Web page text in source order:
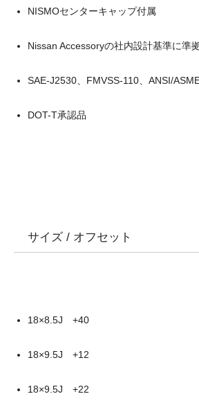
NISMOセンターキャップ付属
Nissan Accessoryの社内設計基準に準
SAE-J2530、FMVSS-110、ANSI/
DOT-T承認品
サイズ / オフセット
18×8.5J +40
18×9.5J +12
18×9.5J +22